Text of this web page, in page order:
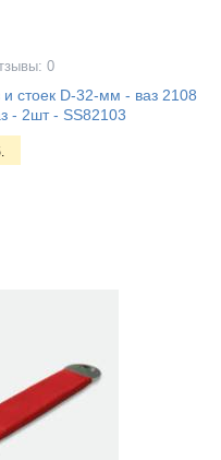
0
стоек D-32-мм - ваз 2108
- 2шт - SS82103